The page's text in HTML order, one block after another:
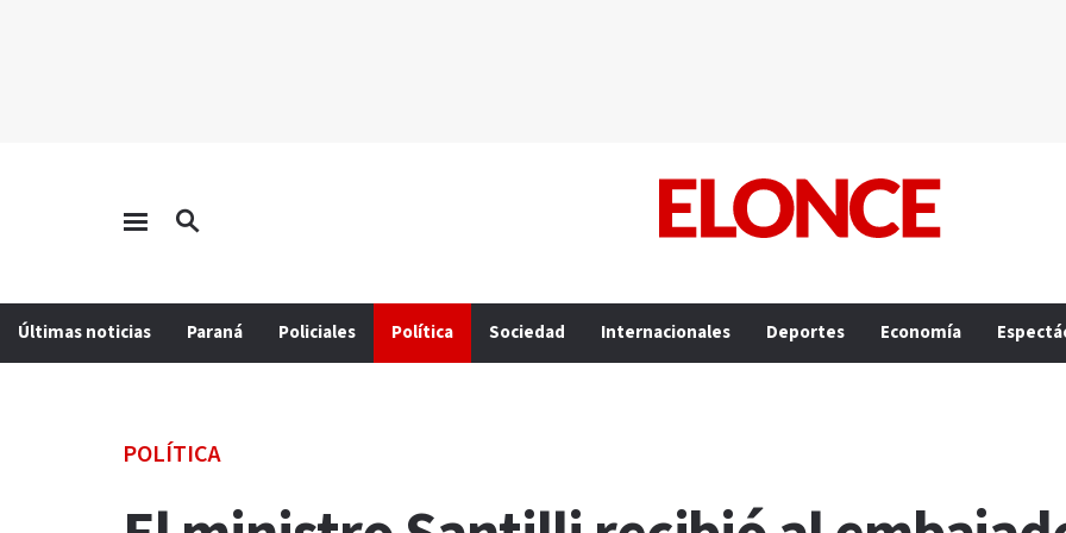
Últimas noticias Paraná Policiales Política Sociedad Internacionales Deportes Economía
POLÍTICA